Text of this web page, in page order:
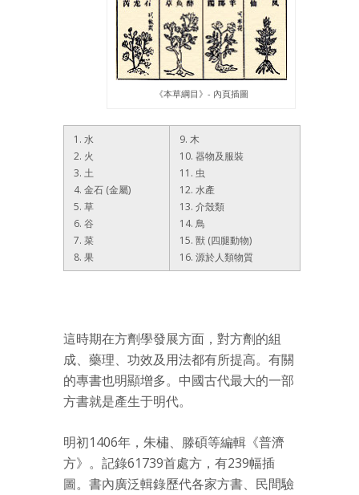
《本草綱目》- 內頁插圖
1. 水
2. 火
3. 土
4. 金石 (金屬)
5. 草
6. 谷
7. 菜
8. 果
9. 木
10. 器物及服裝
11. 虫
12. 水產
13. 介殼類
14. 鳥
15. 獸 (四腿動物)
16. 源於人類物質
這時期在方劑學發展方面，對方劑的組
成、藥理、功效及用法都有所提高。有關
的專書也明顯增多。中國古代最大的一部
方書就是產生于明代。
明初1406年，朱橚、滕碩等編輯《普濟
方》。記錄61739首處方，有239幅插
圖。書內廣泛輯錄歷代各家方書、民間驗